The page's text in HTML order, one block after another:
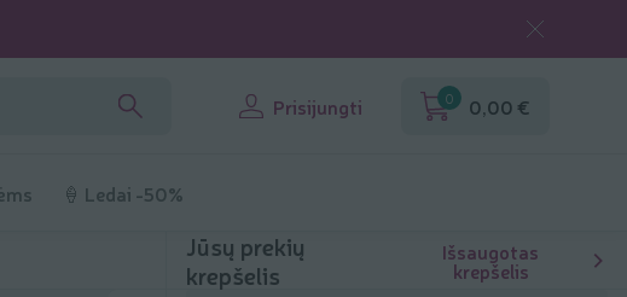
Prisijungti 0 0,00 €
🍦 Ledai -50%
Jūsų prekių
krepšelis
Išsaugotas
krepšelis